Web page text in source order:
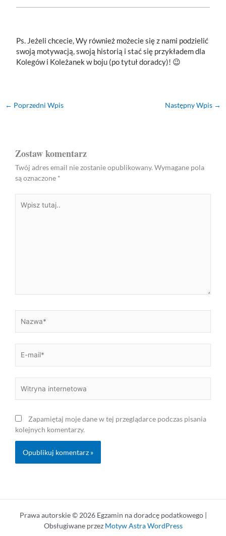
Ps. Jeżeli chcecie, Wy również możecie się z nami podzielić
swoją motywacją, swoją historią i stać się przykładem dla
Kolegów i Koleżanek w boju (po tytuł doradcy)! 😉
← Poprzedni Wpis Następny Wpis →
Zostaw komentarz
Twój adres email nie zostanie opublikowany. Wymagane pola
są oznaczone *
tutaj..
mail*
internetowa
Zapamiętaj moje dane w tej przeglądarce podczas pisania
kolejnych komentarzy.
Prawa autorskie © 2026 Egzamin na doradcę podatkowego |
Obsługiwane przez Motyw Astra WordPress